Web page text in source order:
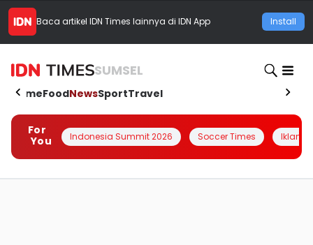
Baca artikel IDN Times lainnya di IDN App Install
SUMSEL
HomeFoodNewsSportTravel
For
You
Indonesia Summit 2026 Soccer Times Iklanin